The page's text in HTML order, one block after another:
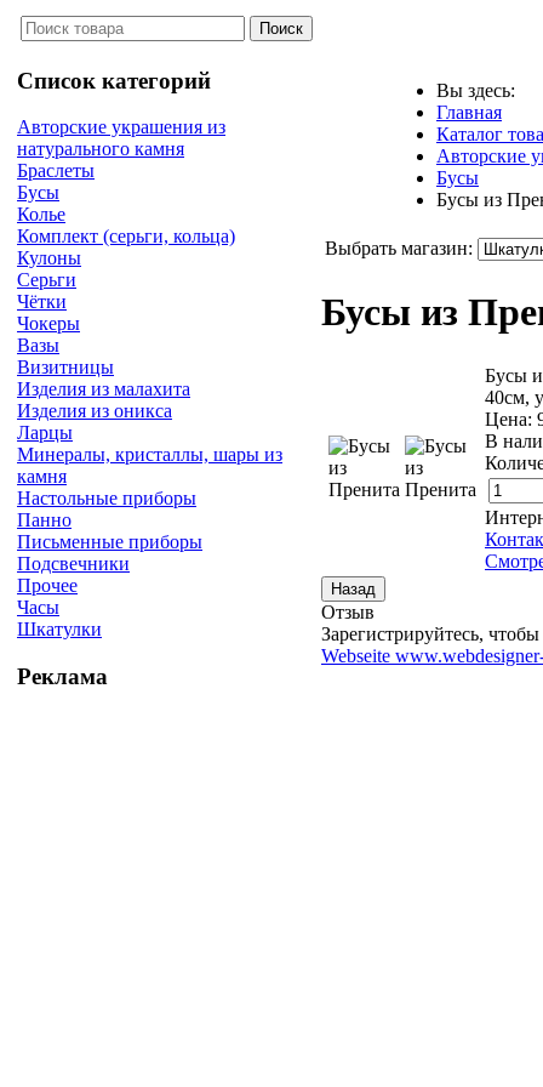
Список категорий
Авторские украшения из
натурального камня
Браслеты
Бусы
Колье
Комплект (серьги, кольца)
Кулоны
Серьги
Чётки
Чокеры
Вазы
Визитницы
Изделия из малахита
Изделия из оникса
Ларцы
Минералы, кристаллы, шары из
камня
Настольные приборы
Панно
Письменные приборы
Подсвечники
Прочее
Часы
Шкатулки
Реклама
Вы здесь:
Главная
Каталог
Авторские
Бусы
Бусы из
Выбрать магазин:
Бусы из
Бусы
40см,
Цена:
В
Отзыв
Зарегистрируйтесь, чтобы
Webseite